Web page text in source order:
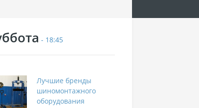
- 18:45
Лучшие бренды
шиномонтажного
оборудования